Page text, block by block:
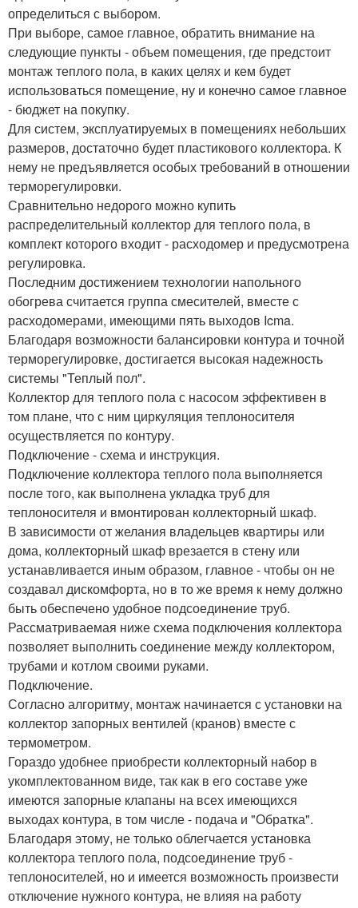
определиться с выбором.
При выборе, самое главное, обратить внимание на
следующие пункты - объем помещения, где предстоит
монтаж теплого пола, в каких целях и кем будет
использоваться помещение, ну и конечно самое главное
- бюджет на покупку.
Для систем, эксплуатируемых в помещениях небольших
размеров, достаточно будет пластикового коллектора. К
нему не предъявляется особых требований в отношении
терморегулировки.
Сравнительно недорого можно купить
распределительный коллектор для теплого пола, в
комплект которого входит - расходомер и предусмотрена
регулировка.
Последним достижением технологии напольного
обогрева считается группа смесителей, вместе с
расходомерами, имеющими пять выходов Icma.
Благодаря возможности балансировки контура и точной
терморегулировке, достигается высокая надежность
системы "Теплый пол".
Коллектор для теплого пола с насосом эффективен в
том плане, что с ним циркуляция теплоносителя
осуществляется по контуру.
Подключение - схема и инструкция.
Подключение коллектора теплого пола выполняется
после того, как выполнена укладка труб для
теплоносителя и вмонтирован коллекторный шкаф.
В зависимости от желания владельцев квартиры или
дома, коллекторный шкаф врезается в стену или
устанавливается иным образом, главное - чтобы он не
создавал дискомфорта, но в то же время к нему должно
быть обеспечено удобное подсоединение труб.
Рассматриваемая ниже схема подключения коллектора
позволяет выполнить соединение между коллектором,
трубами и котлом своими руками.
Подключение.
Согласно алгоритму, монтаж начинается с установки на
коллектор запорных вентилей (кранов) вместе с
термометром.
Гораздо удобнее приобрести коллекторный набор в
укомплектованном виде, так как в его составе уже
имеются запорные клапаны на всех имеющихся
выходах контура, в том числе - подача и "Обратка".
Благодаря этому, не только облегчается установка
коллектора теплого пола, подсоединение труб -
теплоносителей, но и имеется возможность произвести
отключение нужного контура, не влияя на работу